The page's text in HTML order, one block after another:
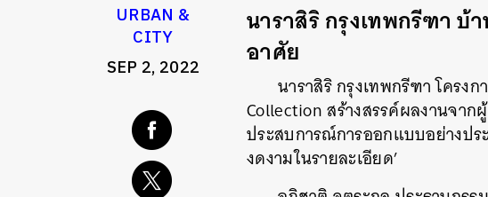
URBAN &
CITY
SEP 2, 2022
นาราสิริ กรุงเทพกรีฑา บ้
อาศัย
นาราสิริ กรุงเทพกรีฑา โครง
Collection สร้างสรรค์ผลงานจา
ประสบการณ์การออกแบบอย่างป
งดงามในรายละเอียด’